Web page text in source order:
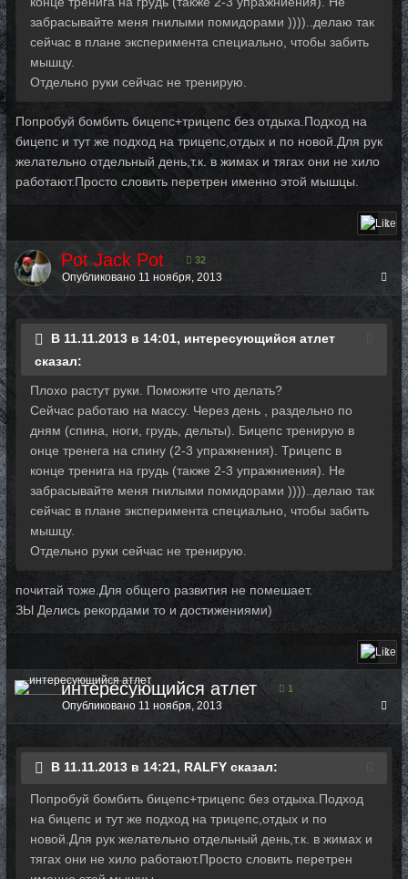
забрасывайте меня гнилыми помидорами ))))..делаю так
сейчас в плане эксперимента специально, чтобы забить
мышцу.
Отдельно руки сейчас не тренирую.
Попробуй бомбить бицепс+трицепс без отдыха.Подход на
бицепс и тут же подход на трицепс,отдых и по новой.Для рук
желательно отдельный день,т.к. в жимах и тягах они не хило
работают.Просто словить перетрен именно этой мышцы.
1
Pot Jack Pot 32
Опубликовано 11 ноября, 2013
В 11.11.2013 в 14:01, интересующийся атлет
сказал:
Плохо растут руки. Поможите что делать?
Сейчас работаю на массу. Через день , раздельно по
дням (спина, ноги, грудь, дельты). Бицепс тренирую в
онце тренега на спину (2-3 упражнения). Трицепс в
конце тренига на грудь (также 2-3 упражниения). Не
забрасывайте меня гнилыми помидорами ))))..делаю так
сейчас в плане эксперимента специально, чтобы забить
мышцу.
Отдельно руки сейчас не тренирую.
почитай тоже.Для общего развития не помешает.
ЗЫ Делись рекордами то и достижениями)
1
интересующийся атлет 1
Опубликовано 11 ноября, 2013
В 11.11.2013 в 14:21, RALFY сказал:
Попробуй бомбить бицепс+трицепс без отдыха.Подход
на бицепс и тут же подход на трицепс,отдых и по
новой.Для рук желательно отдельный день,т.к. в жимах и
тягах они не хило работают.Просто словить перетрен